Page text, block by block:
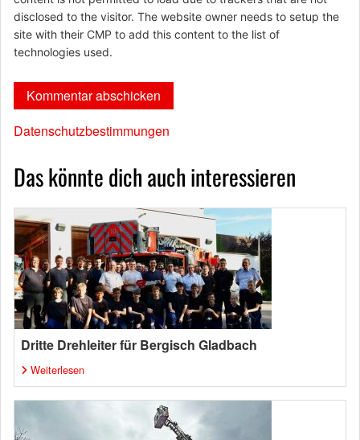
disclosed to the visitor. The website owner needs to setup the
site with their CMP to add this content to the list of
technologies used.
Datenschutzbestimmungen
Das könnte dich auch interessieren
Dritte Drehleiter für Bergisch Gladbach
Weiterlesen